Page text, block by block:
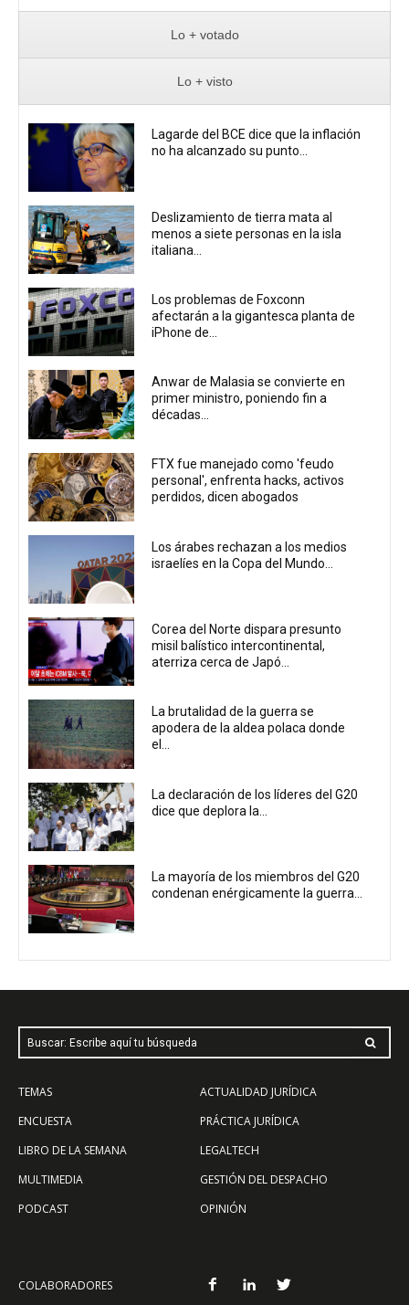
Lo + votado
Lo + visto
Lagarde del BCE dice que la inflación
no ha alcanzado su punto...
Deslizamiento de tierra mata al
menos a siete personas en la isla
italiana...
Los problemas de Foxconn
afectarán a la gigantesca planta de
iPhone de...
Anwar de Malasia se convierte en
primer ministro, poniendo fin a
décadas...
FTX fue manejado como 'feudo
personal', enfrenta hacks, activos
perdidos, dicen abogados
Los árabes rechazan a los medios
israelíes en la Copa del Mundo...
Corea del Norte dispara presunto
misil balístico intercontinental,
aterriza cerca de Japó...
La brutalidad de la guerra se
apodera de la aldea polaca donde
el...
La declaración de los líderes del G20
dice que deplora la...
La mayoría de los miembros del G20
condenan enérgicamente la guerra...
Buscar: Escribe aquí tu búsqueda
TEMAS
ENCUESTA
LIBRO DE LA SEMANA
MULTIMEDIA
PODCAST
ACTUALIDAD JURÍDICA
PRÁCTICA JURÍDICA
LEGALTECH
GESTIÓN DEL DESPACHO
OPINIÓN
COLABORADORES